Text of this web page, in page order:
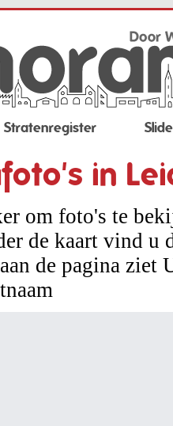
Stratenregister
in
om foto's te
de kaart vind
de pagina ziet